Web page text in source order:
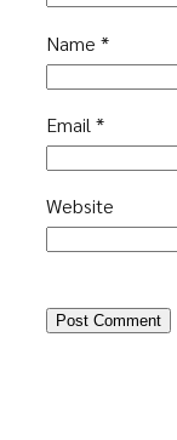
Name *
Email *
Website